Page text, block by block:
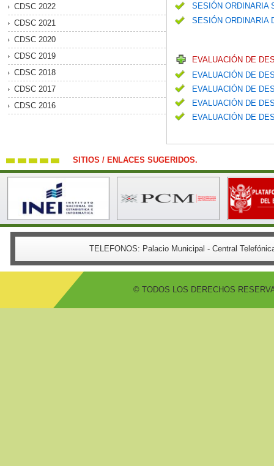
CDSC 2022
CDSC 2021
CDSC 2020
CDSC 2019
CDSC 2018
CDSC 2017
CDSC 2016
SESIÓN ORDINARIA
SESIÓN ORDINARIA
EVALUACIÓN DE
EVALUACIÓN DE
EVALUACIÓN DE
EVALUACIÓN DE
EVALUACIÓN DE
SITIOS / ENLACES SUGERIDOS.
TELEFONOS: Palacio Municipal - Central
© TODOS LOS DERECHOS